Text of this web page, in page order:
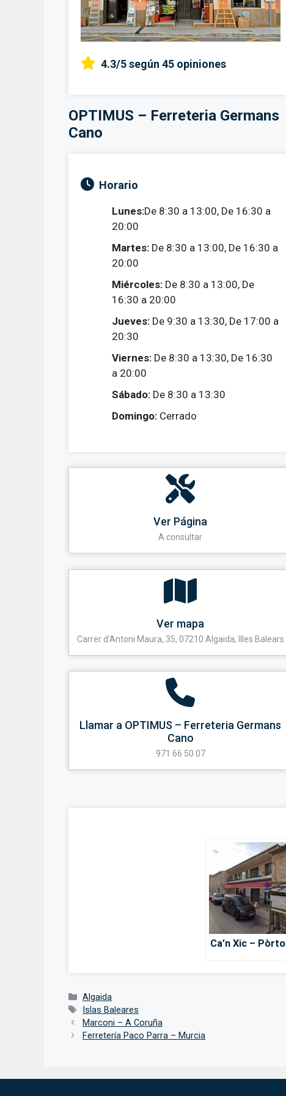
4.3/5según 45 opiniones
OPTIMUS – Ferreteria Germans
Cano
Horario
Lunes:De 8:30 a 13:00, De 16:30 a
20:00
Martes: De 8:30 a 13:00, De 16:30 a
20:00
Miércoles: De 8:30 a 13:00, De
16:30 a 20:00
Jueves: De 9:30 a 13:30, De 17:00 a
20:30
Viernes: De 8:30 a 13:30, De 16:30
a 20:00
Sábado: De 8:30 a 13:30
Domingo: Cerrado
Ver Página
A consultar
Ver mapa
Carrer d’Antoni Maura, 35, 07210 Algaida, Illes Balears
Llamar a OPTIMUS – Ferreteria Germans
Cano
971 66 50 07
Ca’n Xic – Pòrtol
Categorías
Algaida
Etiquetas
Islas Baleares
Marconi – A Coruña
Ferretería Paco Parra – Murcia